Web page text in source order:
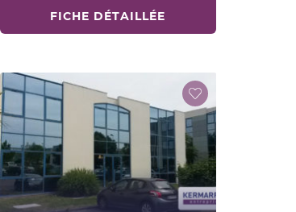
FICHE DÉTAILLÉE